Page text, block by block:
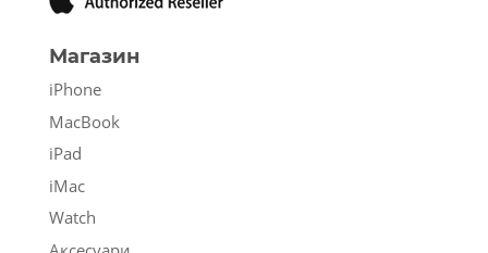
Магазин
iPhone
MacBook
iPad
iMac
Watch